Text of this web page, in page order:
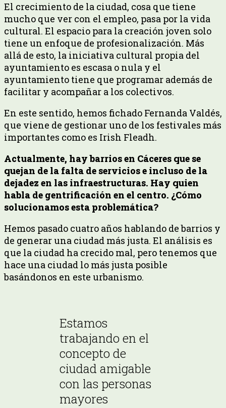
El crecimiento de la ciudad, cosa que tiene
mucho que ver con el empleo, pasa por la vida
cultural. El espacio para la creación joven solo
tiene un enfoque de profesionalización. Más
allá de esto, la iniciativa cultural propia del
ayuntamiento es escasa o nula y el
ayuntamiento tiene que programar además de
facilitar y acompañar a los colectivos.
En este sentido, hemos fichado Fernanda Valdés,
que viene de gestionar uno de los festivales más
importantes como es Irish Fleadh.
Actualmente, hay barrios en Cáceres que se
quejan de la falta de servicios e incluso de la
dejadez en las infraestructuras. Hay quien
habla de gentrificación en el centro. ¿Cómo
solucionamos esta problemática?
Hemos pasado cuatro años hablando de barrios y
de generar una ciudad más justa. El análisis es
que la ciudad ha crecido mal, pero tenemos que
hace una ciudad lo más justa posible
basándonos en este urbanismo.
Estamos
trabajando en el
concepto de
ciudad amigable
con las personas
mayores